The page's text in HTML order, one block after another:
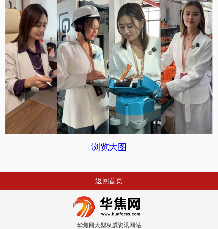
浏览大图
返回首页
华焦网大型权威资讯网站